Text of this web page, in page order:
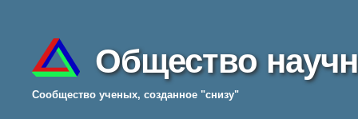
Общество
Cообщество ученых, созданное "снизу"